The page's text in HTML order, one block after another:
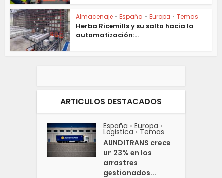
Almacenaje • España • Europa • Temas
Herba Ricemills y su salto hacia la
automatización:...
ARTICULOS DESTACADOS
España • Europa •
Logistica • Temas
AUNDITRANS crece
un 23% en los
arrastres
gestionados...